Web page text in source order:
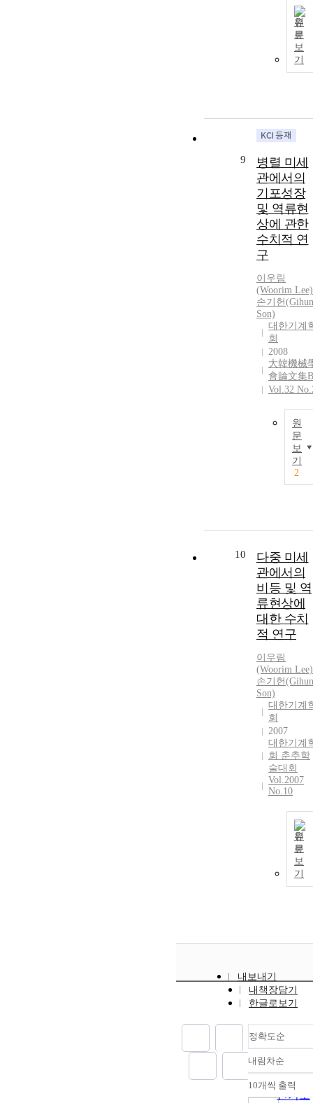
원
문
보
기
9
병렬 미세
관에서의
기포성장
및 역류현
상에 관한
수치적 연
구
이우림
(Woorim Lee)
손기헌(Gihun
Son)
대한기계
회
2008
大韓機械
會論文集B
Vol.32
원
문
보
기
2
10
다중 미세
관에서의
비등 및 역
류현상에
대한 수치
적 연구
이우림
(Woorim Lee)
손기헌(Gihun
Son)
대한기계
회
2007
대한기계
회 춘추학
술대회
Vol.2007
No.10
원
문
보
기
내보내기
내책장담기
한글로보기
정확도순
정확도
순
인기도
내림차순
내림차
10개씩 출력